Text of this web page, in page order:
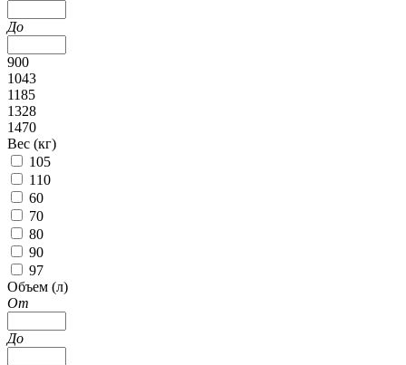
До
900
1043
1185
1328
1470
Вес (кг)
105
110
60
70
80
90
97
Объем (л)
От
До